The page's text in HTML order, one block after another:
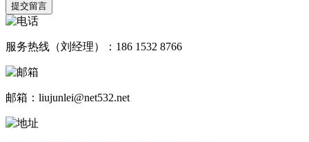
提交留言
服务热线（刘经理）：186 1532 8766
邮箱：liujunlei@net532.net